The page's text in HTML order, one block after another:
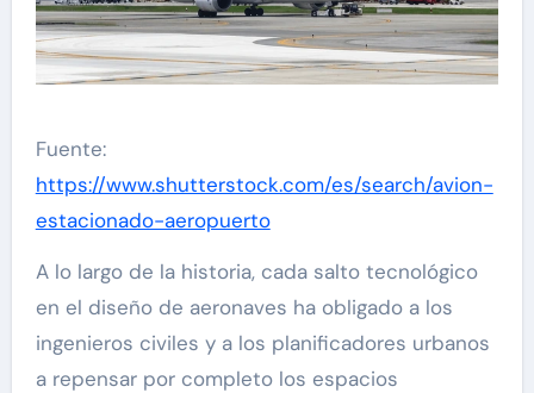
Fuente:
https://www.shutterstock.com/es/search/avion-
estacionado-aeropuerto
A lo largo de la historia, cada salto tecnológico
en el diseño de aeronaves ha obligado a los
ingenieros civiles y a los planificadores urbanos
a repensar por completo los espacios